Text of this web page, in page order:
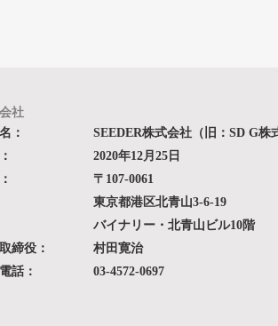
社
：
SEEDER株式会社（旧：SD G株
2020年12月25日
〒107-0061
東京都港区北青山3-6-19
バイナリー・北青山ビル10階
締役：
村田寛治
話：
03-4572-0697